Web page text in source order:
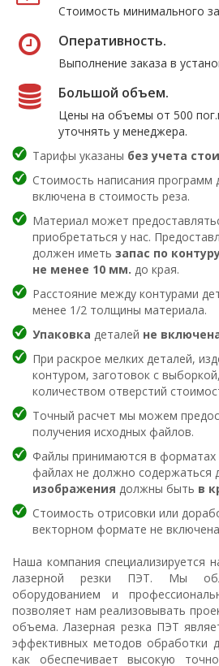
Стоимость минимального
Оперативность.
Выполнение заказа в
Большой объем.
Цены на объемы от 500
уточнять у менеджера.
Тарифы указаны без учета
Стоимость написания программ
включена в стоимость реза.
Материал может
приобретаться у нас.
должен иметь запас по
не менее 10 мм. до края.
Расстояние между контурами
менее 1/2 толщины материала.
Упаковка деталей не
При раскрое мелких деталей,
контуром, заготовок с
количеством отверстий
Точный расчет мы можем
получения исходных файлов.
Файлы принимаются в форматах
файлах не должно содержаться
изображения должны быть в
Стоимость отрисовки или
векторном формате не
Наша компания специализируется
лазерной резки ПЭТ. Мы
оборудованием и
позволяет нам реализовывать
объема. Лазерная резка ПЭТ
эффективных методов обработки
как обеспечивает высокую